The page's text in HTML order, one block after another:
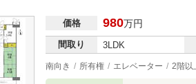
価格 980万円
間取り 3LDK
南向き 所有権 エレベーター 2階以